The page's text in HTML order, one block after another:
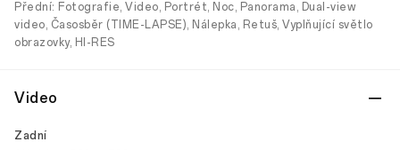
Přední: Fotografie, Video, Portrét, Noc, Panorama, Dual-view
video, Časosběr (TIME-LAPSE), Nálepka, Retuš, Vyplňující světlo
obrazovky, HI-RES
Video
Zadní